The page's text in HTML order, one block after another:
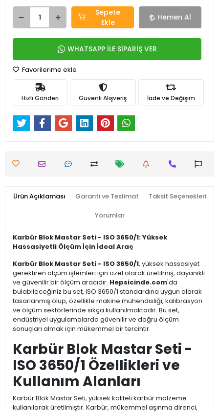
Sepete
Ekle
Hemen Al
WHATSAPP İLE SİPARİŞ VER
Favorilerime ekle
Hızlı Gönderi Güvenli Alışveriş İade ve Değişim
Ürün Açıklaması Garanti ve Teslimat Taksit Seçenekleri
Yorumlar
Karbür Blok Mastar Seti - ISO 3650/1: Yüksek
Hassasiyetli Ölçüm İçin İdeal Araç
Karbür Blok Mastar Seti - ISO 3650/1, yüksek hassasiyet
gerektiren ölçüm işlemleri için özel olarak üretilmiş, dayanıklı
ve güvenilir bir ölçüm aracıdır. Hepsicinde.com'da
bulabileceğiniz bu set, ISO 3650/1 standardına uygun olarak
tasarlanmış olup, özellikle makine mühendisliği, kalibrasyon
ve ölçüm sektörlerinde sıkça kullanılmaktadır. Bu set,
endüstriyel uygulamalarda güvenilir ve doğru ölçüm
sonuçları almak için mükemmel bir tercihtir.
Karbür Blok Mastar Seti -
ISO 3650/1 Özellikleri ve
Kullanım Alanları
Karbür Blok Mastar Seti, yüksek kaliteli karbür malzeme
kullanılarak üretilmiştir. Karbür, mükemmel aşınma direnci,